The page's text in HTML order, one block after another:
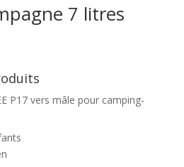
7 litres
P17 vers mâle pour camping-